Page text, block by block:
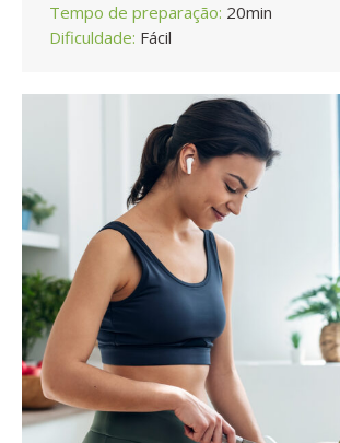
Tempo de preparação: 20min
Dificuldade: Fácil